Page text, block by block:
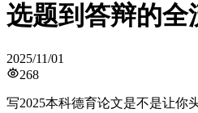
选题到答辩的全
2025/11/01
268
写2025本科德育论文是不是让你